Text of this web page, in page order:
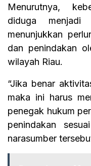
Menurutnya,
diduga menjadi
menunjukkan
dan penindakan
wilayah Riau.
“Jika benar
maka ini harus
penegak hukum
penindakan
narasumber